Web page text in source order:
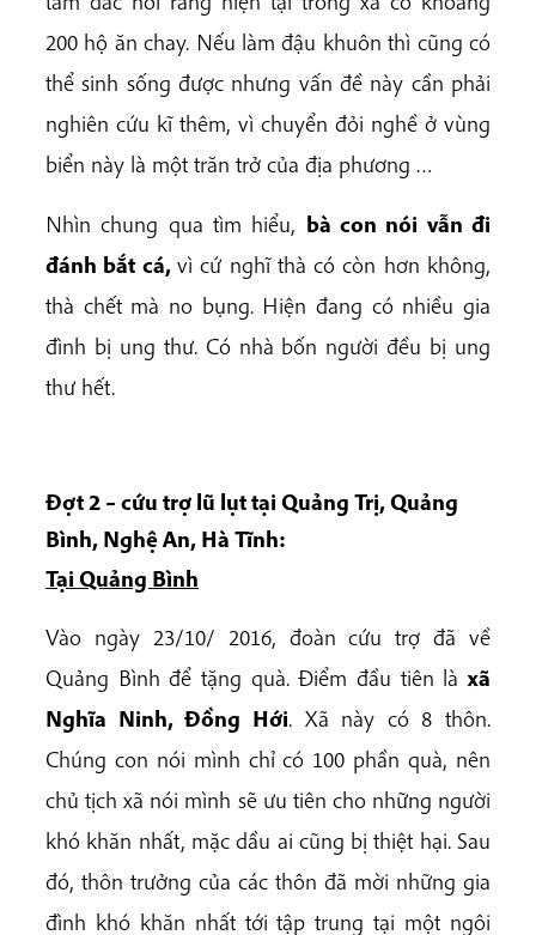
200 hộ ăn chay. Nếu làm đậu khuôn thì cũng có
thể sinh sống được nhưng vấn đề này cần phải
nghiên cứu kĩ thêm, vì chuyển đỏi nghề ở vùng
biển này là một trăn trở của địa phương …
Nhìn chung qua tìm hiểu, bà con nói vẫn đi
đánh bắt cá, vì cứ nghĩ thà có còn hơn không,
thà chết mà no bụng. Hiện đang có nhiều gia
đình bị ung thư. Có nhà bốn người đều bị ung
thư hết.
Đợt 2 – cứu trợ lũ lụt tại Quảng Trị, Quảng
Bình, Nghệ An, Hà Tĩnh:
Tại Quảng Bình
Vào ngày 23/10/ 2016, đoàn cứu trợ đã về
Quảng Bình để tặng quà. Điểm đầu tiên làxã
Nghĩa Ninh, Đồng Hới. Xã này có 8 thôn.
Chúng con nói mình chỉ có 100 phần quà, nên
chủ tịch xã nói mình sẽ ưu tiên cho những người
khó khăn nhất, mặc dầu ai cũng bị thiệt hại. Sau
đó, thôn trưởng của các thôn đã mời những gia
đình khó khăn nhất tới tập trung tại một ngôi